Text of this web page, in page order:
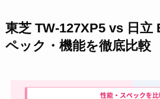
東芝 TW-127XP5 vs 日立
ペック・機能を徹底比較